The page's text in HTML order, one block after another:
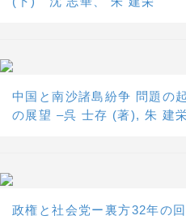
中国と南沙諸島紛争 問題の
の展望 –呉 士存 (著), 朱 建
政権と社会党ー裏方32年の